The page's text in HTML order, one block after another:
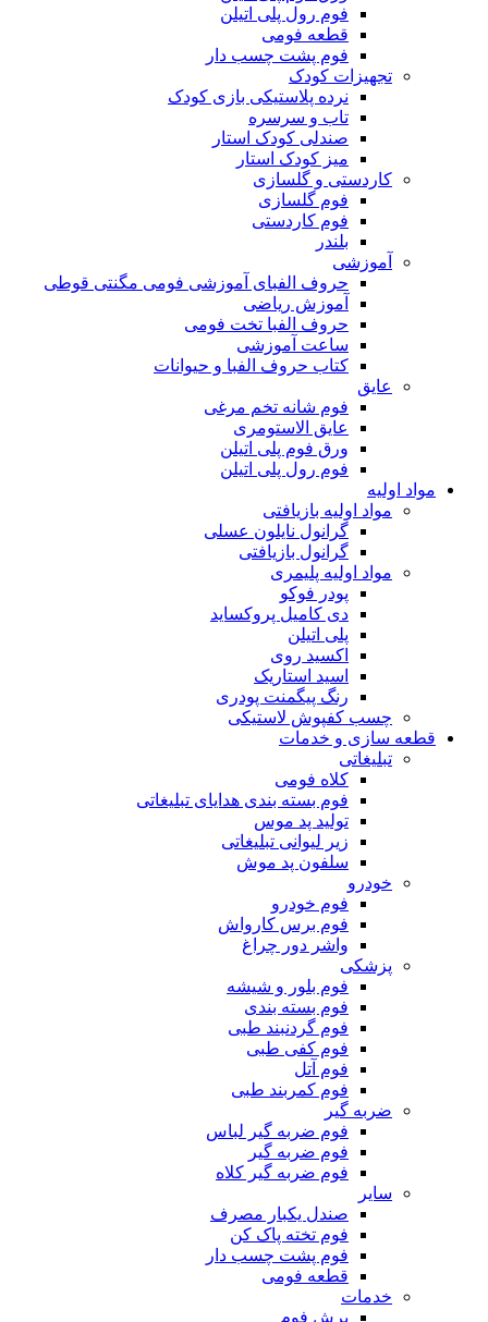
فوم رول پلی اتیلن
قطعه فومی
فوم پشت چسب دار
تجهیزات کودک
نرده پلاستیکی بازی کودک
تاب و سرسره
صندلی کودک استار
میز کودک استار
کاردستی و گلسازی
فوم گلسازی
فوم کاردستی
بلندر
آموزشی
حروف الفبای آموزشی فومی مگنتی قوطی
آموزش ریاضی
حروف الفبا تخت فومی
ساعت آموزشی
کتاب حروف الفبا و حیوانات
عایق
فوم شانه تخم مرغی
عایق الاستومری
ورق فوم پلی اتیلن
فوم رول پلی اتیلن
مواد اولیه
مواد اولیه بازیافتی
گرانول نایلون عسلی
گرانول بازیافتی
مواد اولیه پلیمری
پودر فوکو
دی کامیل پروکساید
پلی اتیلن
اکسید روی
اسید استاریک
رنگ پیگمنت پودری
چسب کفپوش لاستیکی
قطعه سازی و خدمات
تبلیغاتی
کلاه فومی
فوم بسته بندی هدایای تبلیغاتی
تولید پد موس
زیر لیوانی تبلیغاتی
سلفون پد موش
خودرو
فوم خودرو
فوم برس کارواش
واشر دور چراغ
پزشکی
فوم بلور و شیشه
فوم بسته بندی
فوم گردنبند طبی
فوم کفی طبی
فوم آتل
فوم کمربند طبی
ضربه گیر
فوم ضربه گیر لباس
فوم ضربه گیر
فوم ضربه گیر کلاه
سایر
صندل یکبار مصرف
فوم تخته پاک کن
فوم پشت چسب دار
قطعه فومی
خدمات
برش فوم